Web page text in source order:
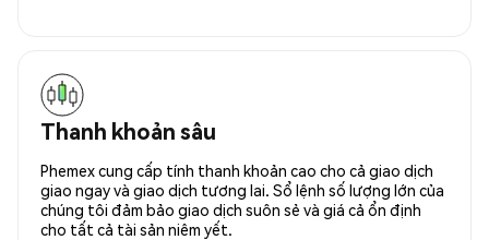
Thanh khoản sâu
Phemex cung cấp tính thanh khoản cao cho cả giao dịch
giao ngay và giao dịch tương lai. Sổ lệnh số lượng lớn của
chúng tôi đảm bảo giao dịch suôn sẻ và giá cả ổn định
cho tất cả tài sản niêm yết.